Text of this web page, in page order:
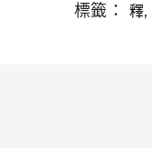
標籤： 釋,